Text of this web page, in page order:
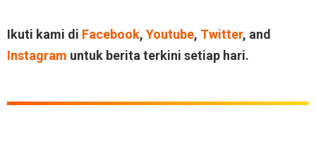
Ikuti kami di Facebook, Youtube, Twitter, and
Instagram untuk berita terkini setiap hari.